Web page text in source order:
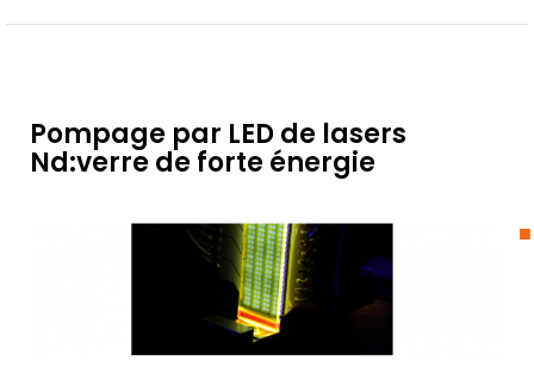
Pompage par LED de lasers
Nd:verre de forte énergie